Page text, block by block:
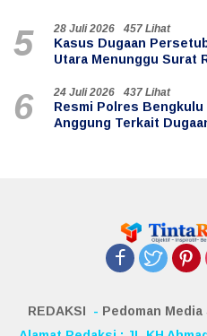
5 28 Juli 2026 457 Lihat
Kasus Dugaan
Utara Menunggu Surat
6 24 Juli 2026 437 Lihat
Resmi Polres Bengkulu
Anggung Terkait
REDAKSI Pedoman Media